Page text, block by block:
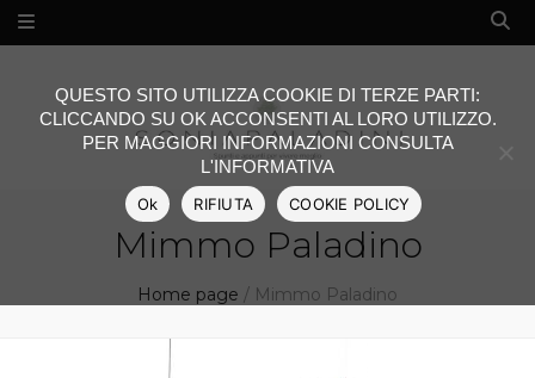
Mimmo Paladino
Home page / Mimmo Paladino
QUESTO SITO UTILIZZA COOKIE DI TERZE PARTI:
CLICCANDO SU OK ACCONSENTI AL LORO UTILIZZO.
PER MAGGIORI INFORMAZIONI CONSULTA
L'INFORMATIVA
Ok RIFIUTA COOKIE POLICY